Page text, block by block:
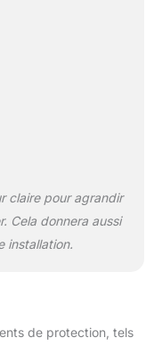
claire pour agrandir
Cela donnera aussi
installation.
de protection, tels